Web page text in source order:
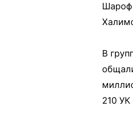
Шароф
В
210